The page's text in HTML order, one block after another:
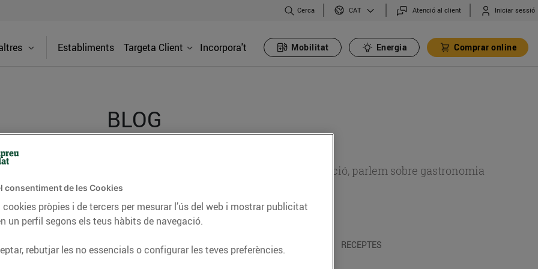
Cerca CAT Atenció al client Iniciar sessió
Establiments Targeta Client Incorpora't Mobilitat Energia Comprar online
BLOG
consells nutricionals, informació d’actualitat sobre alimentació, parlem sobre gastronomia
del nostre territori i molts altres temes.
CONSELLS I HÀBITS SALUDABLES ENERGIA GASTRONOMIA I TRADICIONS RECEPTES
consentiment de les Cookies
pròpies i de tercers per mesurar l’ús del web i mostrar publicitat
un perfil segons els teus hàbits de navegació.
rebutjar les no essencials o configurar les teves preferències.